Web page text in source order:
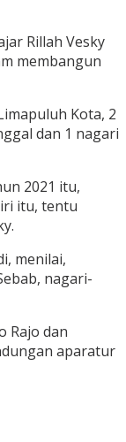
Rillah Vesky
membangun
Kota, 2
dan 1 nagari
2021 itu,
itu, tentu
menilai,
nagari-
Rajo dan
aparatur